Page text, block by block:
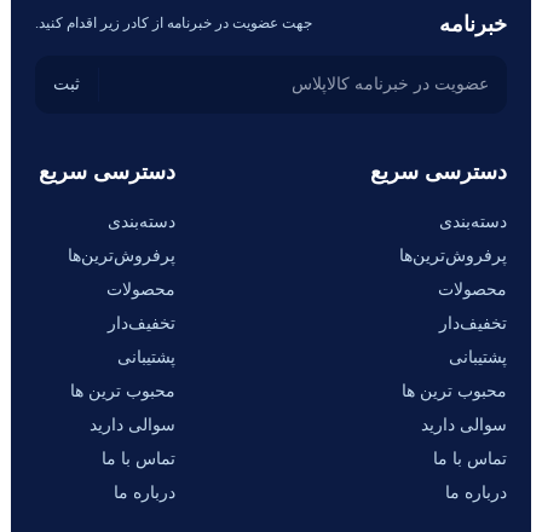
دسترسی سریع
دسته‌بندی
پرفروش‌ترین‌ها
محصولات
تخفیف‌دار
پشتیبانی
محبوب ترین ها
سوالی دارید
تماس با ما
درباره ما
خبرنامه جهت عضویت در خبرنامه از کادر زیر اقدام کنید.
دسترسی سریع
دسته‌بندی
پرفروش‌ترین‌ها
محصولات
تخفیف‌دار
پشتیبانی
محبوب ترین ها
سوالی دارید
تماس با ما
درباره ما